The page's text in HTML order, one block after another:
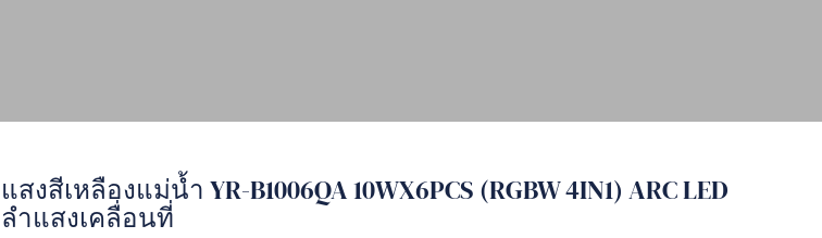
แสงสีเหลืองแม่น้ำ YR-B1006QA 10WX6PCS (RGBW 4IN1) ARC LED
ลำแสงเคลื่อนที่